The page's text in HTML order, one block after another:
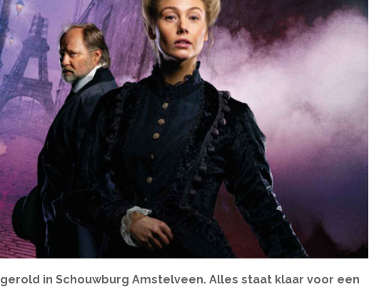
in Schouwburg Amstelveen. Alles staat klaar voor een